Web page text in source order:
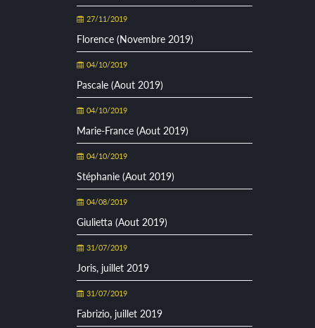
27/11/2019
Florence (Novembre 2019)
04/10/2019
Pascale (Aout 2019)
04/10/2019
Marie-France (Aout 2019)
04/10/2019
Stéphanie (Aout 2019)
04/08/2019
Giulietta (Aout 2019)
31/07/2019
Joris, juillet 2019
31/07/2019
Fabrizio, juillet 2019